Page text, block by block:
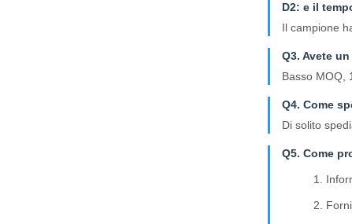
D2: e il
Il campione
Q3. Avete
Basso MOQ,
Q4. Come
Di solito
Q5. Come